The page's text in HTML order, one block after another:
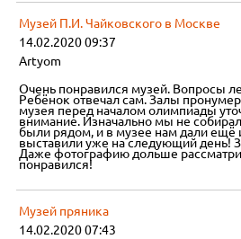
Музей П.И. Чайковского в Москве
14.02.2020 09:37
Artyom
Очень понравился музей. Вопросы
Ребёнок отвечал сам. Залы
музея перед началом олимпиады
внимание. Изначально мы не
были рядом, и в музее нам дали ещё
выставили уже на следующий день!
Даже фотографию дольше
понравился!
Музей пряника
14.02.2020 07:43